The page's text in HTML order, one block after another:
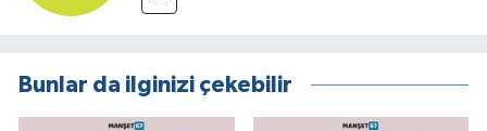
Bunlar da ilginizi çekebilir